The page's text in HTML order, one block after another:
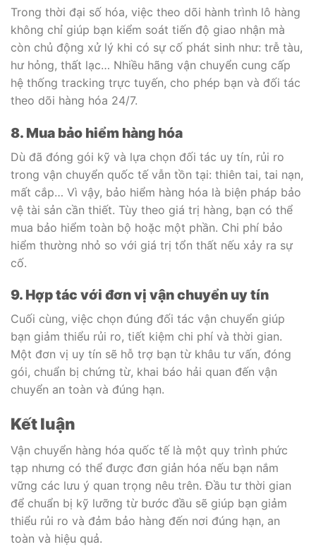
Trong thời đại số hóa, việc theo dõi hành trình lô hàng
không chỉ giúp bạn kiểm soát tiến độ giao nhận mà
còn chủ động xử lý khi có sự cố phát sinh như: trễ tàu,
hư hỏng, thất lạc… Nhiều hãng vận chuyển cung cấp
hệ thống tracking trực tuyến, cho phép bạn và đối tác
theo dõi hàng hóa 24/7.
8. Mua bảo hiểm hàng hóa
Dù đã đóng gói kỹ và lựa chọn đối tác uy tín, rủi ro
trong vận chuyển quốc tế vẫn tồn tại: thiên tai, tai nạn,
mất cắp… Vì vậy, bảo hiểm hàng hóa là biện pháp bảo
vệ tài sản cần thiết. Tùy theo giá trị hàng, bạn có thể
mua bảo hiểm toàn bộ hoặc một phần. Chi phí bảo
hiểm thường nhỏ so với giá trị tổn thất nếu xảy ra sự
cố.
9. Hợp tác với đơn vị vận chuyển uy tín
Cuối cùng, việc chọn đúng đối tác vận chuyển giúp
bạn giảm thiểu rủi ro, tiết kiệm chi phí và thời gian.
Một đơn vị uy tín sẽ hỗ trợ bạn từ khâu tư vấn, đóng
gói, chuẩn bị chứng từ, khai báo hải quan đến vận
chuyển an toàn và đúng hạn.
Kết luận
Vận chuyển hàng hóa quốc tế là một quy trình phức
tạp nhưng có thể được đơn giản hóa nếu bạn nắm
vững các lưu ý quan trọng nêu trên. Đầu tư thời gian
để chuẩn bị kỹ lưỡng từ bước đầu sẽ giúp bạn giảm
thiểu rủi ro và đảm bảo hàng đến nơi đúng hạn, an
toàn và hiệu quả.